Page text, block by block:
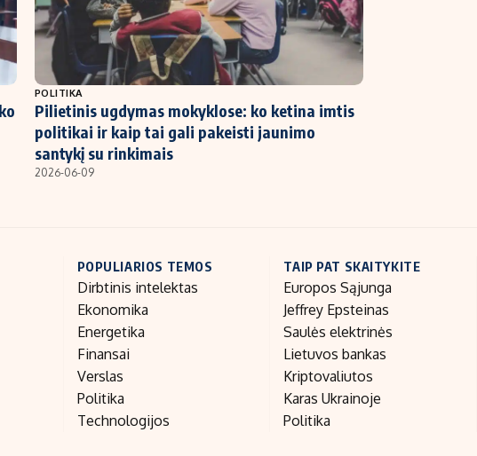
Infliacija
Migracija
Įdomios naujienos
POLITIKA
Pilietinis ugdymas mokyklose: ko ketina imtis
politikai ir kaip tai gali pakeisti jaunimo
santykį su rinkimais
2026-06-09
POPULIARIOS TEMOS
Dirbtinis intelektas
Ekonomika
Energetika
Finansai
Verslas
Politika
Technologijos
TAIP PAT SKAITYKITE
Europos Sąjunga
Jeffrey Epsteinas
Saulės elektrinės
Lietuvos bankas
Kriptovaliutos
Karas Ukrainoje
Politika